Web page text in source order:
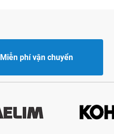
Miễn phí vận chuyển